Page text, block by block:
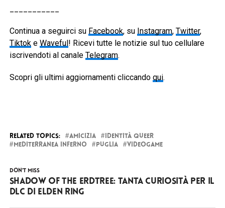
Continua a seguirci su Facebook, su Instagram, Twitter,
Tiktok e Waveful! Ricevi tutte le notizie sul tuo cellulare
iscrivendoti al canale Telegram.
Scopri gli ultimi aggiornamenti cliccando qui.
RELATED TOPICS: AMICIZIA
IDENTITÀ QUEER
MEDITERRANEA INFERNO
PUGLIA VIDEOGAME
DON'T MISS
Shadow of the Erdtree: tanta curiosità per il
DLC di Elden Ring